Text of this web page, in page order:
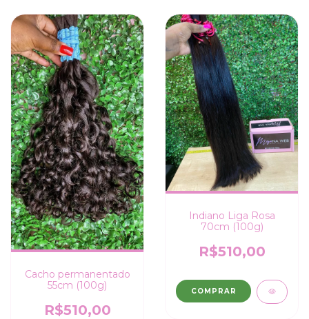
Cacho permanentado
55cm (100g)
R$510,00
Indiano Liga Rosa
70cm (100g)
R$510,00
COMPRAR